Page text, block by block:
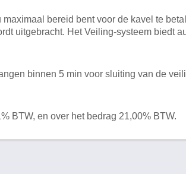
bereid bent voor de kavel te
uitgebracht. Het Veiling-systeem biedt
binnen 5 min voor sluiting van de
BTW, en over het bedrag 21,00% BTW.